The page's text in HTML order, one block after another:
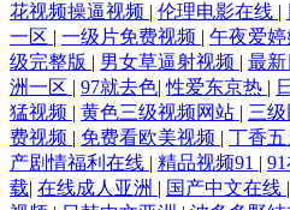
花视频操逼视频 | 伦理电影在线 |
一区 | 一级片免费视频 | 午夜爱婷
级完整版 | 男女草逼射视频 | 最新
洲一区 | 97就去色|性爱东京热 |
猛视频 | 黄色三级视频网站 | 三级
费视频 | 免费看欧美视频 | 丁香
产剧情福利在线 | 精品视频91 |
载| 在线成人亚洲 | 国产中文在线 |